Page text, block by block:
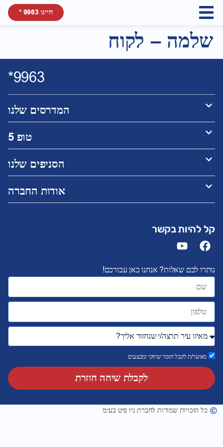
חייגו 9963 *
שלמה – לקוח
9963*
קל להיות בקשר
נותרו לכם שאלות? אנחנו כאן עבורכם!
מאשר/ת לקבל חומר שיווקי ומבצעים
לקבלת שיחה חוזרת
המדרסים שלנו
טופ 5
הסניפים שלנו
אודות החברה
כל הזכויות שמורות לחברת ניו פיט בע״מ